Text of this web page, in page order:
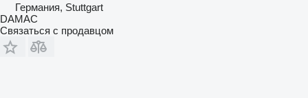
Германия, Stuttgart
DAMAC
Связаться с продавцом